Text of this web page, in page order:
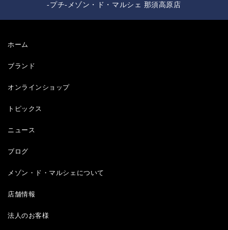
-プチ-メゾン・ド・マルシェ 那須高原店
ホーム
ブランド
オンラインショップ
トピックス
ニュース
ブログ
メゾン・ド・マルシェについて
店舗情報
法人のお客様